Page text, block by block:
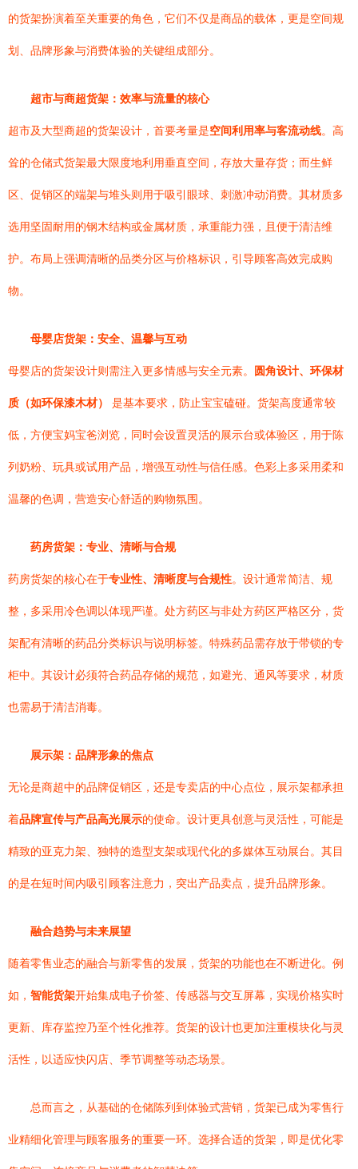
的货架扮演着至关重要的角色，它们不仅是商品的载体，更是空间规
划、品牌形象与消费体验的关键组成部分。
超市与商超货架：效率与流量的核心
超市及大型商超的货架设计，首要考量是空间利用率与客流动线。高
耸的仓储式货架最大限度地利用垂直空间，存放大量存货；而生鲜
区、促销区的端架与堆头则用于吸引眼球、刺激冲动消费。其材质多
选用坚固耐用的钢木结构或金属材质，承重能力强，且便于清洁维
护。布局上强调清晰的品类分区与价格标识，引导顾客高效完成购
物。
母婴店货架：安全、温馨与互动
母婴店的货架设计则需注入更多情感与安全元素。 圆角设计、环保材
质（如环保漆木材） 是基本要求，防止宝宝磕碰。货架高度通常较
低，方便宝妈宝爸浏览，同时会设置灵活的展示台或体验区，用于陈
列奶粉、玩具或试用产品，增强互动性与信任感。色彩上多采用柔和
温馨的色调，营造安心舒适的购物氛围。
药房货架：专业、清晰与合规
药房货架的核心在于专业性、清晰度与合规性。设计通常简洁、规
整，多采用冷色调以体现严谨。处方药区与非处方药区严格区分，货
架配有清晰的药品分类标识与说明标签。特殊药品需存放于带锁的专
柜中。其设计必须符合药品存储的规范，如避光、通风等要求，材质
也需易于清洁消毒。
展示架：品牌形象的焦点
无论是商超中的品牌促销区，还是专卖店的中心点位，展示架都承担
着品牌宣传与产品高光展示的使命。设计更具创意与灵活性，可能是
精致的亚克力架、独特的造型支架或现代化的多媒体互动展台。其目
的是在短时间内吸引顾客注意力，突出产品卖点，提升品牌形象。
融合趋势与未来展望
随着零售业态的融合与新零售的发展，货架的功能也在不断进化。例
如， 智能货架开始集成电子价签、传感器与交互屏幕，实现价格实时
更新、库存监控乃至个性化推荐。货架的设计也更加注重模块化与灵
活性，以适应快闪店、季节调整等动态场景。
总而言之，从基础的仓储陈列到体验式营销，货架已成为零售行
业精细化管理与顾客服务的重要一环。选择合适的货架，即是优化零